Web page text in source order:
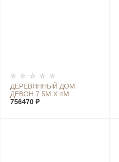
ДЕРЕВЯННЫЙ ДОМ
ДЕВОН 7.5М Х 4М
756470 ₽